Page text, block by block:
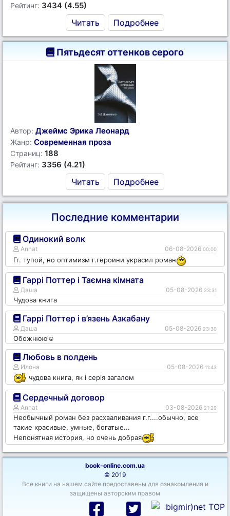
Рейтинг: 3434 (4.55)
Читать Подробнее
Пятьдесят оттенков серого
Автор: Джеймс Эрика Леонард
Жанр: Современная проза
Страниц: 188
Рейтинг: 3356 (4.21)
Читать Подробнее
Последние комментарии
Одинокий волк
Annat 06-08-2026 00:00
Гг. тупой, но оптимизм г.героини украсил роман
Гаррі Поттер і Таємна кімната
Даша 05-08-2026 23:31
Чудова книга
Гаррі Поттер і в’язень Азкабану
Даша 05-08-2026 23:30
Обожнюю☺️
Любовь в полдень
Илона 05-08-2026 11:43
чудова книга, як і серія загалом
Сердечный договор
Annat 03-08-2026 21:29
Необычный роман без расхваливания г.г....обычно, все
такие красивые, умные, богатые...
Непонятная история, но очень добрая
book-online.com.ua
© 2019
Все книги на нашем сайте предоставены для ознакомления и
защищены авторским правом